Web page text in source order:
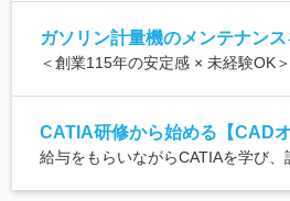
ガソリン計量機のメンテナン
＜創業115年の安定感 × 未経験OK
CATIA研修から始める【CAD
給与をもらいながらCATIAを学び、